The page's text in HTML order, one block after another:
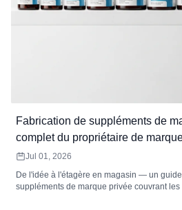
Fabrication de suppléments de
complet du propriétaire de
Jul 01, 2026
De l'idée à l'étagère en magasin — un
suppléments de marque privée couvrant